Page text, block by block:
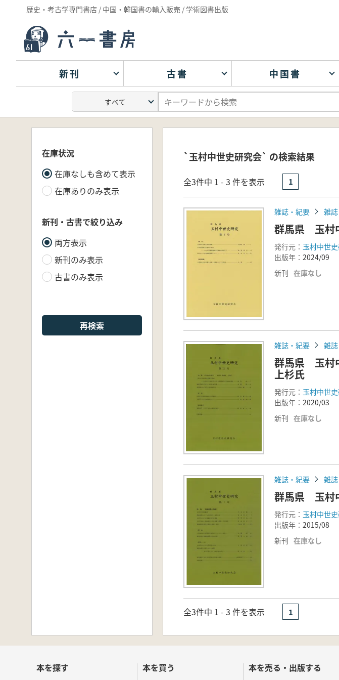
歴史・考古学専門書店 / 中国・韓国書の輸入販売 / 学術図書出版
新刊 古書 中国書
在庫状況
在庫なしも含めて表示
在庫ありのみ表示
新刊・古書で絞り込み
両方表示
新刊のみ表示
古書のみ表示
再検索
`玉村中世史研究会` の検索結果
全3件中 1 - 3 件を表示 1
雑誌・紀要 雑誌
群馬県 玉村
発行元： 玉村中世
出版年： 2024/09
新刊 在庫なし
雑誌・紀要 雑誌
群馬県 玉村
上杉氏
発行元： 玉村中世
出版年： 2020/03
新刊 在庫なし
雑誌・紀要 雑誌
群馬県 玉村
発行元： 玉村中世
出版年： 2015/08
新刊 在庫なし
全3件中 1 - 3 件を表示 1
本を探す 本を買う 本を売る・出版する